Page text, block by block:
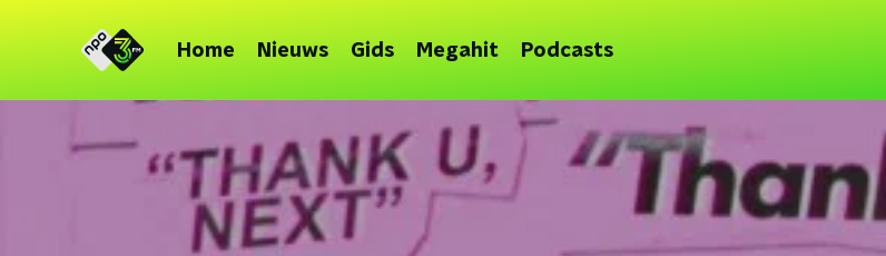
Home Nieuws Gids Megahit Podcasts